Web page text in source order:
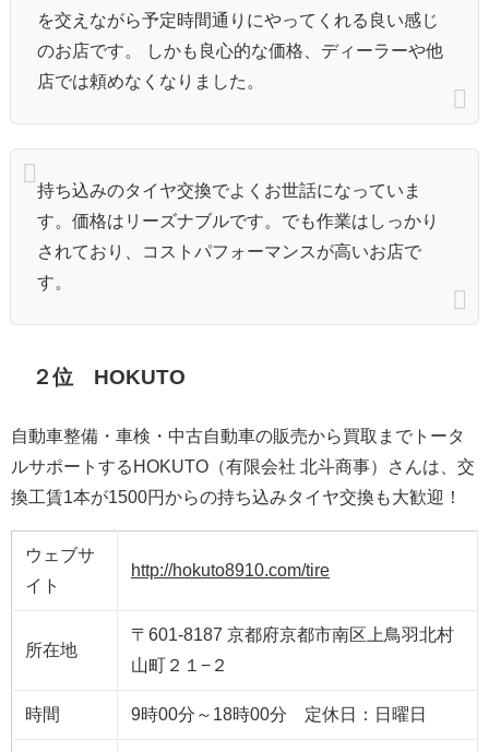
を交えながら予定時間通りにやってくれる良い感じ
のお店です。 しかも良心的な価格、ディーラーや他
店では頼めなくなりました。
持ち込みのタイヤ交換でよくお世話になっていま
す。価格はリーズナブルです。でも作業はしっかり
されており、コストパフォーマンスが高いお店で
す。
２位 HOKUTO
自動車整備・車検・中古自動車の販売から買取までトータ
ルサポートするHOKUTO（有限会社 北斗商事）さんは、交
換工賃1本が1500円からの持ち込みタイヤ交換も大歓迎！
ウェブサ
イト
http://hokuto8910.com/tire
所在地
〒601-8187 京都府京都市南区上鳥羽北村
山町２１−２
時間 9時00分～18時00分 定休日：日曜日